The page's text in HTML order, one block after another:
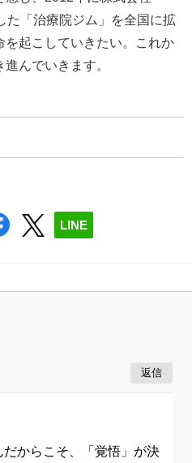
た「治療院ジム」を全国に拡
を起こしていきたい。これか
んでいきます。
LINE
返信
からこそ、「覚悟」が決